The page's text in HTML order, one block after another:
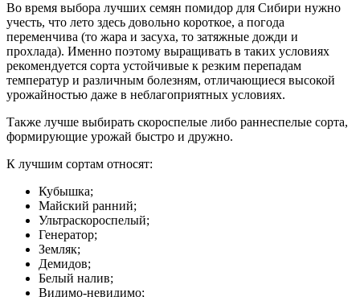
Во время выбора лучших семян помидор для Сибири нужно
учесть, что лето здесь довольно короткое, а погода
переменчива (то жара и засуха, то затяжные дожди и
прохлада). Именно поэтому выращивать в таких условиях
рекомендуется сорта устойчивые к резким перепадам
температур и различным болезням, отличающиеся высокой
урожайностью даже в неблагоприятных условиях.
Также лучше выбирать скороспелые либо раннеспелые сорта,
формирующие урожай быстро и дружно.
К лучшим сортам относят:
Кубышка;
Майский ранний;
Ультраскороспелый;
Генератор;
Земляк;
Демидов;
Белый налив;
Видимо-невидимо;